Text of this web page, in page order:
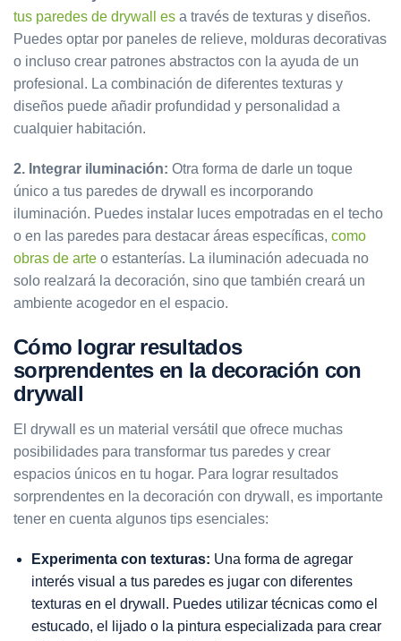
tus paredes de drywall es a través de texturas y diseños.
Puedes optar por paneles de relieve, molduras decorativas
o incluso crear patrones abstractos con la ayuda de un
profesional. La combinación de diferentes texturas y
diseños puede añadir profundidad y personalidad a
cualquier habitación.
2. Integrar iluminación: Otra forma de darle un toque
único a tus paredes de drywall es incorporando
iluminación. Puedes instalar luces empotradas en el techo
o en las paredes para destacar áreas específicas, como
obras de arte o estanterías. La iluminación adecuada no
solo realzará la decoración, sino que también creará un
ambiente acogedor en el espacio.
Cómo lograr resultados
sorprendentes en la decoración con
drywall
El drywall es un material versátil que ofrece muchas
posibilidades para transformar tus paredes y crear
espacios únicos en tu hogar. Para lograr resultados
sorprendentes en la decoración con drywall, es importante
tener en cuenta algunos tips esenciales:
Experimenta con texturas: Una forma de agregar
interés visual a tus paredes es jugar con diferentes
texturas en el drywall. Puedes utilizar técnicas como el
estucado, el lijado o la pintura especializada para crear